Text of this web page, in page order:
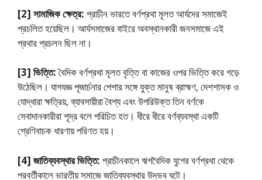
[2] সামাজিক ক্ষেত্র: প্রাচীন ভারতে বর্ণপ্রথা মূলত আর্যদের সমাজেই
প্রচলিত হয়েছিল। আর্যসমাজের বাইরে অবস্থানকারী জনসমাজে এই
প্রথার প্রচলন ছিল না।
[3] ভিত্তি:বৈদিক বর্ণপ্রথা মূলত বৃত্তি বা কাজের ওপর ভিত্তি করে গড়ে
উঠেছিল। যাগযজ্ঞ পূজার্চনার পেশার সঙ্গে যুক্ত মানুষ ব্রাহ্মণ, দেশশাসক ও
যােদ্ধারা ক্ষত্রিয়, ব্যাবসায়ীরা বৈশ্য এবং উপরিউক্ত তিন বর্ণকে
সেবাদানকারীরা শূদ্র বলে পরিচিত হত। ধীরে ধীরে বর্ণব্যবস্থা একটি
শ্রেণিবাচক ধারণায় পরিণত হয়।
[4] জাতিব্যবস্থার ভিত্তি: প্রাচীনকালে ঋগবৈদিক যুগের‌ বর্ণপ্রথা থেকে
পরবর্তীকালে ভারতীয় সমাজে জাতিব্যবস্থার উদ্ভব ঘটে।